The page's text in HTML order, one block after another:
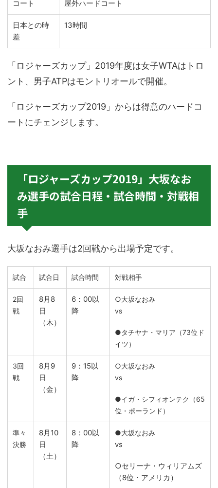
コート 屋外ハードコート
日本との時
差
13時間
「ロジャーズカップ」2019年度は女子WTAはトロ
ント、男子ATPはモントリオールで開催。
「ロジャーズカップ2019」からは得意のハードコ
ートにチェンジします。
「ロジャーズカップ2019」大坂なお
み選手の試合日程・試合時間・対戦相
手
大坂なおみ選手は2回戦から出場予定です。
試合 試合日 試合時間 対戦相手
2回
戦
8月8
日
（木）
6：00以
降
○大坂なおみ
vs
●タチヤナ・マリア（73位ド
イツ）
3回
戦
8月9
日
（金）
9：15以
降
○大坂なおみ
vs
●イガ・シフィオンテク（65
位・ポーランド）
準々
決勝
8月10
日
（土）
8：00以
降
●大坂なおみ
vs
○セリーナ・ウィリアムズ
（8位・アメリカ）